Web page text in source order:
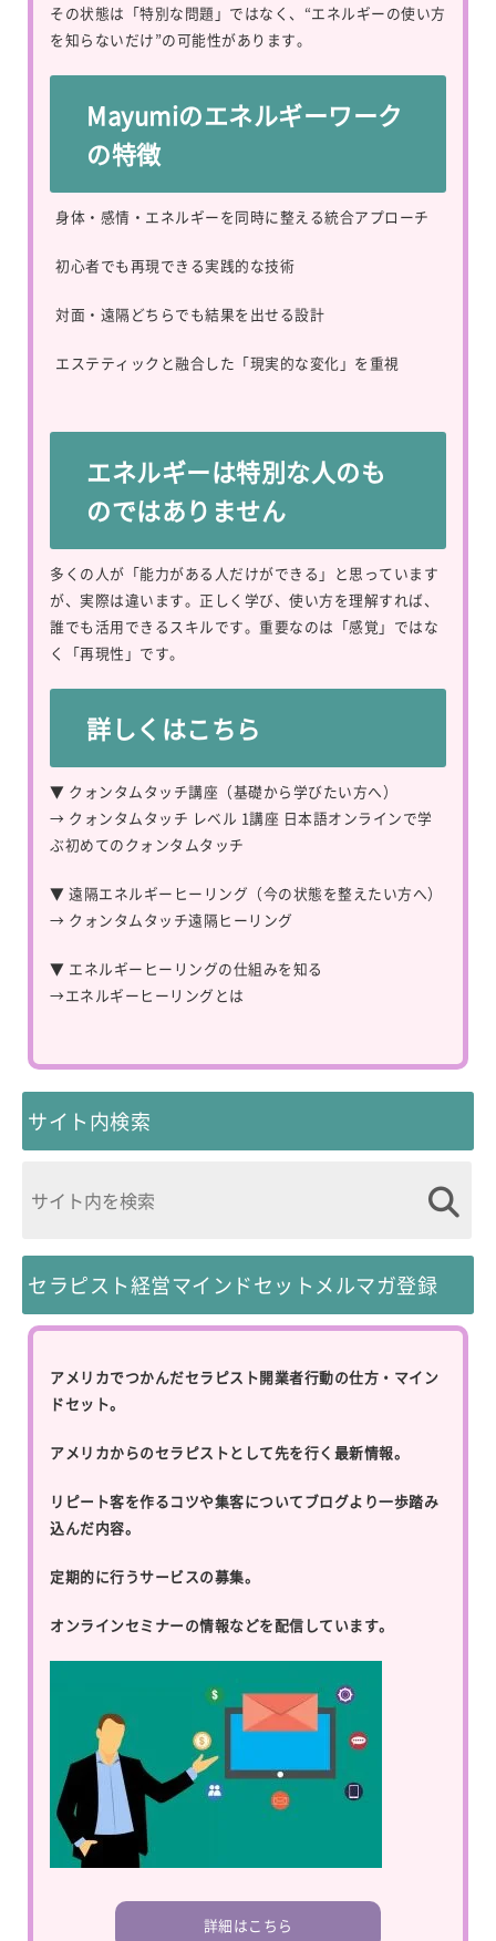
その状態は「特別な問題」ではなく、“エネルギーの使い方
を知らないだけ”の可能性があります。
Mayumiのエネルギーワーク
の特徴
身体・感情・エネルギーを同時に整える統合アプローチ
初心者でも再現できる実践的な技術
対面・遠隔どちらでも結果を出せる設計
エステティックと融合した「現実的な変化」を重視
エネルギーは特別な人のも
のではありません
多くの人が「能力がある人だけができる」と思っています
が、実際は違います。正しく学び、使い方を理解すれば、
誰でも活用できるスキルです。重要なのは「感覚」ではな
く「再現性」です。
詳しくはこちら
▼ クォンタムタッチ講座（基礎から学びたい方へ）
→ クォンタムタッチ レベル 1講座 日本語オンラインで学
ぶ初めてのクォンタムタッチ
▼ 遠隔エネルギーヒーリング（今の状態を整えたい方へ）
→ クォンタムタッチ遠隔ヒーリング
▼ エネルギーヒーリングの仕組みを知る
→エネルギーヒーリングとは
サイト内検索
セラピスト経営マインドセットメルマガ登録
アメリカでつかんだセラピスト開業者行動の仕方・マイン
ドセット。
アメリカからのセラピストとして先を行く最新情報。
リピート客を作るコツや集客についてブログより一歩踏み
込んだ内容。
定期的に行うサービスの募集。
オンラインセミナーの情報などを配信しています。
詳細はこちら